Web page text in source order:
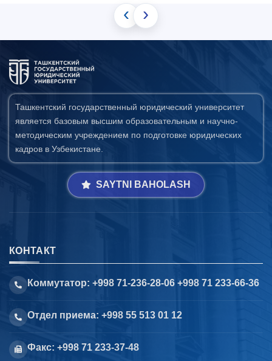
‹ ›
Ташкентский государственный юридический университет
является базовым высшим образовательным и научно-
методическим учреждением по подготовке юридических
кадров в Узбекистане.
SAYTNI BAHOLASH
КОНТАКТ
Коммутатор: +998 71-236-28-06 +998 71 233-66-36
Отдел приема: +998 55 513 01 12
Факс: +998 71 233-37-48